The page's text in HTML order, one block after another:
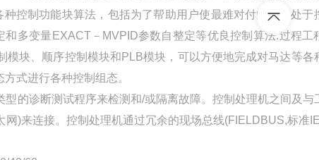
控制功能块算法，包括为了帮助用户使最难对付的回路处于
多变量EXACT－MVPID参数自整定等优良控制算法.过程工
块、顺序控制模块和PLB模块，可以方便地完成对马达等各
式进行各种控制组态。
的诊断测试程序来检测和/或隔离故障。控制处理机之间及与
)来连接。控制处理机通过冗余的现场总线(FIELDBUS,标准